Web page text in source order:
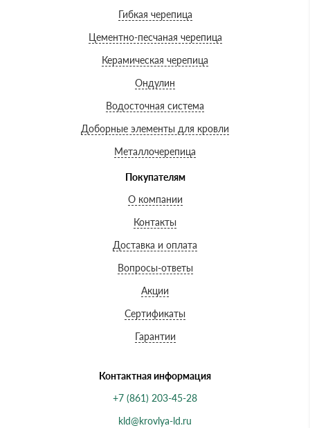
Гибкая черепица
Цементно-песчаная черепица
Керамическая черепица
Ондулин
Водосточная система
Доборные элементы для кровли
Металлочерепица
Покупателям
О компании
Контакты
Доставка и оплата
Вопросы-ответы
Акции
Сертификаты
Гарантии
Контактная информация
+7 (861) 203-45-28
kld@krovlya-ld.ru